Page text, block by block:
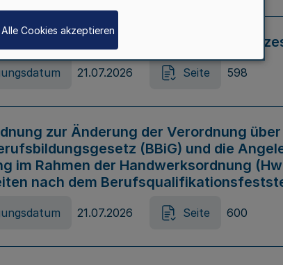
des Online-Casinospiel
21.07.2026 Seite 598
zur Änderung der Verordnung
(BBiG) und die
im Rahmen der Handwerksordnung
nach dem
21.07.2026 Seite 600
Alle Cookies akzeptieren